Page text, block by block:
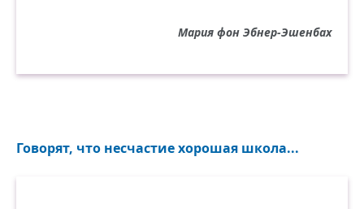
Мария фон Эбнер-Эшенбах
Говорят, что несчастие хорошая школа...